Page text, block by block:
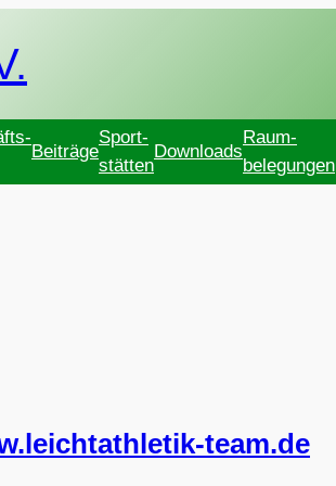
Beiträge
Sport-
stätten
Downloads
Raum-
belegungen
team.de